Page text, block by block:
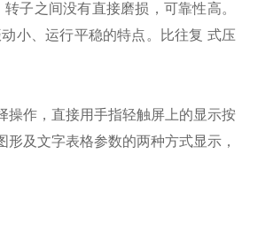
子之间没有直接磨损，可靠性高。
小、运行平稳的特点。比往复 式压
操作，直接用手指轻触屏上的显示按
及文字表格参数的两种方式显示，